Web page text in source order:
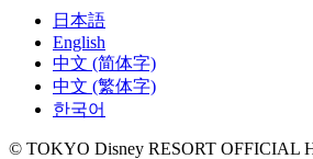
日本語
English
中文 (简体字)
中文 (繁体字)
한국어
© TOKYO Disney RESORT OFFICIAL